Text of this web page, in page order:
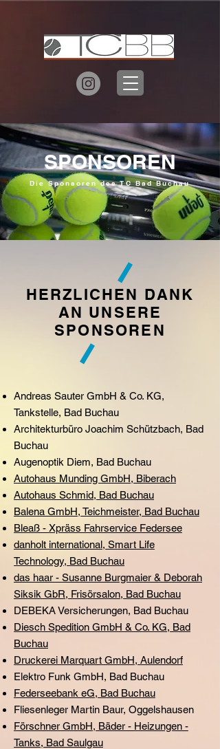
SPONSOREN
Die Sponsoren des TC Bad Buchau
HERZLICHEN DANK
AN UNSERE
SPONSOREN
Andreas Sauter GmbH & Co. KG,
Tankstelle, Bad Buchau
Architekturbüro Joachim Schützbach, Bad
Buchau
Augenoptik Diem, Bad Buchau
Autohaus Munding GmbH, Biberach
Autohaus Schmid, Bad Buchau
Balena GmbH, Teichmeister, Bad Buchau
Bleaß - Xpräss Fahrservice Federsee
danholt international, Smart Life
Technology, Bad Buchau
das haar - Susanne Burgmaier & Deborah
Siksik GbR, Frisörsalon, Bad Buchau
DEBEKA Versicherungen, Bad Buchau
Diesch Spedition GmbH & Co. KG, Bad
Buchau
Druckerei Marquart GmbH, Aulendorf
Elektro Funk GmbH, Bad Buchau
Federseebank eG, Bad Buchau
Fliesenleger Martin Baur, Oggelshausen
Förschner GmbH, Bäder - Heizungen -
Tanks, Bad Saulgau